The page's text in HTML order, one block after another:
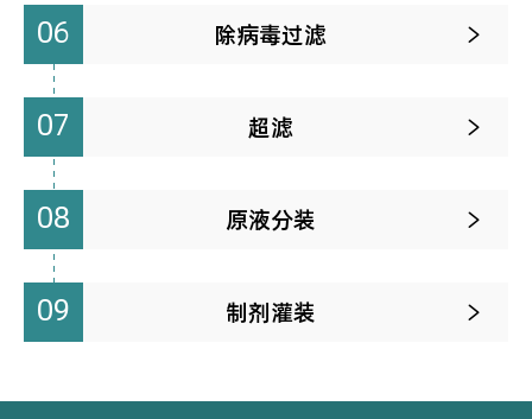
06 除病毒过滤 
07 超滤 
08 原液分装 
09 制剂灌装 